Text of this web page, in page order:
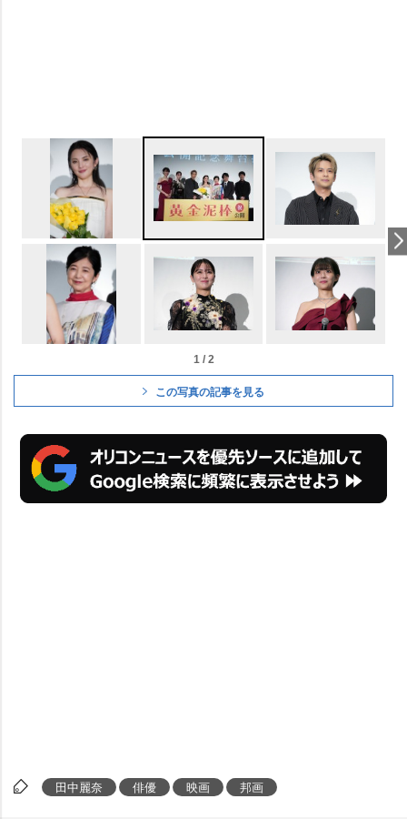
1 / 2
この写真の記事を見る
田中麗奈 俳優 映画 邦画